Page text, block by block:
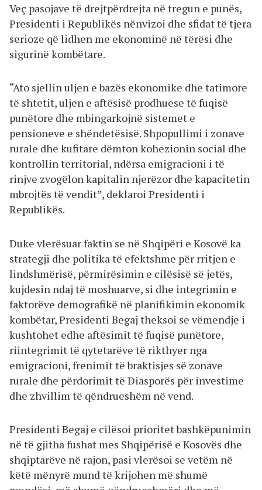
Veç pasojave të drejtpërdrejta në tregun e punës,
Presidenti i Republikës nënvizoi dhe sfidat të tjera
serioze që lidhen me ekonominë në tërësi dhe
sigurinë kombëtare.
“Ato sjellin uljen e bazës ekonomike dhe tatimore
të shtetit, uljen e aftësisë prodhuese të fuqisë
punëtore dhe mbingarkojnë sistemet e
pensioneve e shëndetësisë. Shpopullimi i zonave
rurale dhe kufitare dëmton kohezionin social dhe
kontrollin territorial, ndërsa emigracioni i të
rinjve zvogëlon kapitalin njerëzor dhe kapacitetin
mbrojtës të vendit”, deklaroi Presidenti i
Republikës.
Duke vlerësuar faktin se në Shqipëri e Kosovë ka
strategji dhe politika të efektshme për rritjen e
lindshmërisë, përmirësimin e cilësisë së jetës,
kujdesin ndaj të moshuarve, si dhe integrimin e
faktorëve demografikë në planifikimin ekonomik
kombëtar, Presidenti Begaj theksoi se vëmendje i
kushtohet edhe aftësimit të fuqisë punëtore,
riintegrimit të qytetarëve të rikthyer nga
emigracioni, frenimit të braktisjes së zonave
rurale dhe përdorimit të Diasporës për investime
dhe zhvillim të qëndrueshëm në vend.
Presidenti Begaj e cilësoi prioritet bashkëpunimin
në të gjitha fushat mes Shqipërisë e Kosovës dhe
shqiptarëve në rajon, pasi vlerësoi se vetëm në
këtë mënyrë mund të krijohen më shumë